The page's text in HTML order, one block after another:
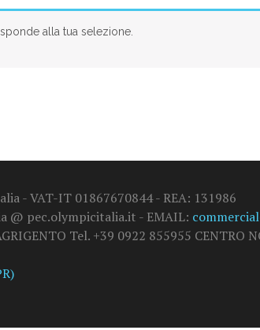
alla tua selezione.
- VAT-IT 01867670844 - REA: 131986
@ pec.olympicitalia.it - EMAIL:
Tel. +39 0922 855955 CENTRO